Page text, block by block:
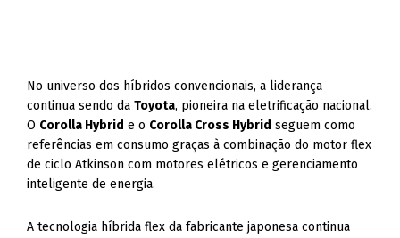
No universo dos híbridos convencionais, a liderança
continua sendo daToyota, pioneira na eletrificação nacional.
O Corolla Hybrid e o Corolla Cross Hybrid seguem como
referências em consumo graças à combinação do motor flex
de ciclo Atkinson com motores elétricos e gerenciamento
inteligente de energia.
A tecnologia híbrida flex da fabricante japonesa continua